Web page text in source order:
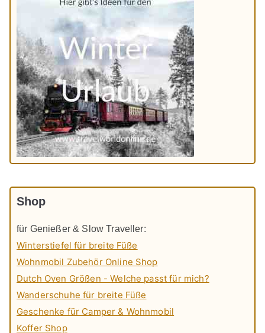
Shop
für Genießer & Slow Traveller:
Winterstiefel für breite Füße
Wohnmobil Zubehör Online Shop
Dutch Oven Größen - Welche passt für mich?
Wanderschuhe für breite Füße
Geschenke für Camper & Wohnmobil
Koffer Shop